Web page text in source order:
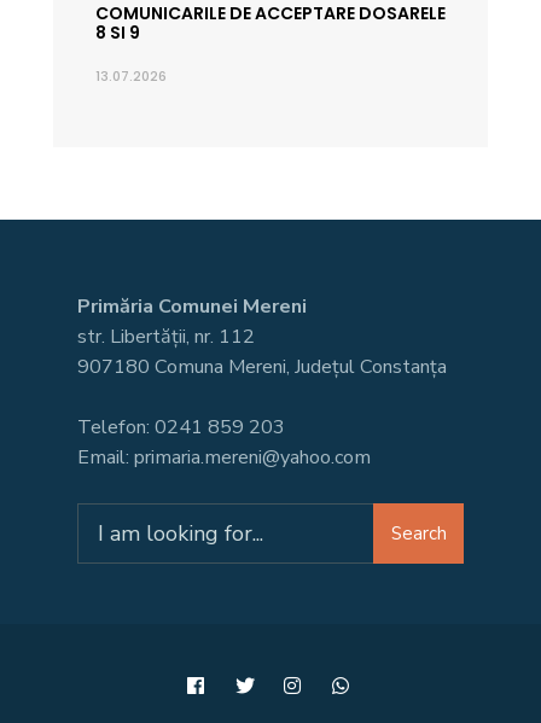
COMUNICARILE DE ACCEPTARE DOSARELE
8 SI 9
13.07.2026
Primăria Comunei Mereni
str. Libertății, nr. 112
907180 Comuna Mereni, Județul Constanța
Telefon: 0241 859 203
Email: primaria.mereni@yahoo.com
for:
Search